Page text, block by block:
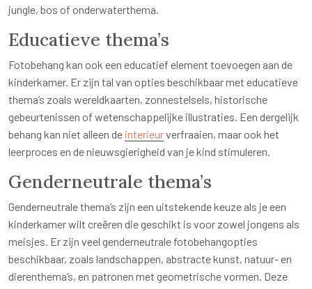
jungle, bos of onderwaterthema.
Educatieve thema’s
Fotobehang kan ook een educatief element toevoegen aan de
kinderkamer. Er zijn tal van opties beschikbaar met educatieve
thema’s zoals wereldkaarten, zonnestelsels, historische
gebeurtenissen of wetenschappelijke illustraties. Een dergelijk
behang kan niet alleen de interieurverfraaien, maar ook het
leerproces en de nieuwsgierigheid van je kind stimuleren.
Genderneutrale thema’s
Genderneutrale thema’s zijn een uitstekende keuze als je een
kinderkamer wilt creëren die geschikt is voor zowel jongens als
meisjes. Er zijn veel genderneutrale fotobehangopties
beschikbaar, zoals landschappen, abstracte kunst, natuur- en
dierenthema’s, en patronen met geometrische vormen. Deze